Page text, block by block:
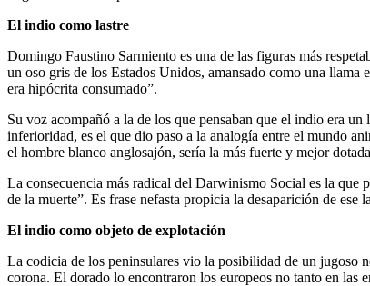
El indio como lastre
Domingo Faustino Sarmiento es una de las figuras más
un oso gris de los Estados Unidos, amansado como una
era hipócrita consumado”.
Su voz acompañó a la de los que pensaban que el indio era
inferioridad, es el que dio paso a la analogía entre el mundo
el hombre blanco anglosajón, sería la más fuerte y mejor
La consecuencia más radical del Darwinismo Social es la
de la muerte”. Es frase nefasta propicia la desaparición de ese
El indio como objeto de explotación
La codicia de los peninsulares vio la posibilidad de un jugoso
corona. El dorado lo encontraron los europeos no tanto en las